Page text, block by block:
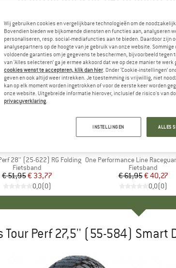
28'' (25-622) RG Folding
Productgroep
Fietsband
Prijs
€ 51,95Verlaagde prijs
€ 33,77
0,0(0)
Artikel
One Performance Line Raceguard Mikroskin TLE
Productgroep
Fietsband
Prijs
€ 61,95Verlaagde
€ 40,27
0,0(0)
Tour Perf 27,5'' (55-584) Smart
Wij gebruiken cookies en vergelijkbare technologieën om de
Bovendien bieden we bijkomende diensten en functies aan, analyseren
personaliseren, resp. social-mediafuncties aan te bieden. Daardoor zijn
analysepartners op de hoogte van je gebruik van onze website.
voldoende garanties om je gegevens te beschermen, bijvoorbeeld
van ‘Alles selecteren’ ga je ermee akkoord dat we op deze manier te werk
cookies wenst te accepteren, klik dan hier. Onder ‘Cookie-instellingen’
geven en ook altijd weer intrekken. Je toestemming is vrijwillig, niet
kan op elk moment worden ingetrokken of voor de eerste keer worden
onze website. Uitgebreide informatie hierover, inclusief de risico's van
privacyverklaring.
INSTELLINGEN ALLES